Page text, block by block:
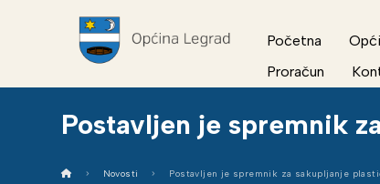
Početna
Proračun
Postavljen je spremnik
Novosti Postavljen je spremnik za sakupljanje